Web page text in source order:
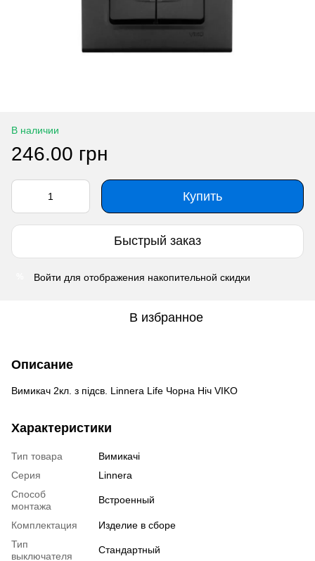
В наличии
246.00 грн
Купить
Быстрый заказ
Войти для отображения накопительной скидки
В избранное
Описание
Вимикач 2кл. з підсв. Linnera Life Чорна Ніч VIKO
Характеристики
Тип товара
Вимикачі
Серия
Linnera
Способ
монтажа
Встроенный
Комплектация
Изделие в сборе
Тип
выключателя
Стандартный